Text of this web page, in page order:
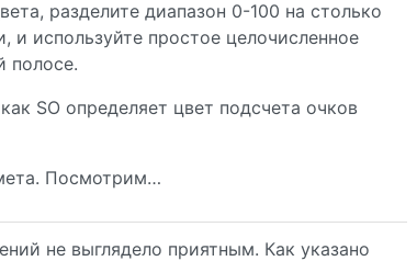
разделите диапазон 0-100 на столько
и используйте простое целочисленное
полосе.
SO определяет цвет подсчета очков
Посмотрим…
не выглядело приятным. Как указано